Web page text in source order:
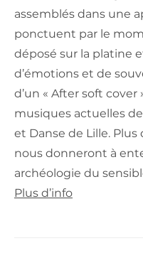
assemblés dans une
ponctuent par le
déposé sur la platine
d’émotions et de
d’un « After soft
musiques actuelles
et Danse de Lille. Plus
nous donneront à
archéologie du
Plus d’info